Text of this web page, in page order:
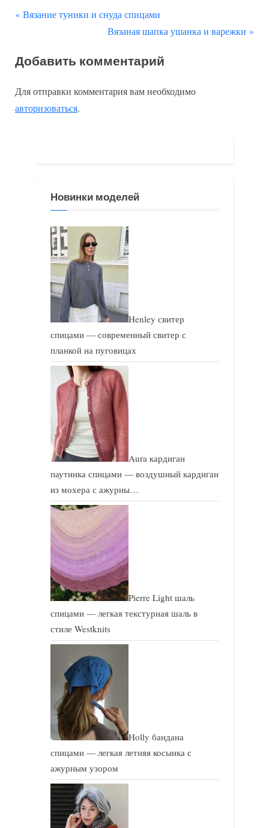
Навигация
записям
П
д
д
у
Вязание туники и снуда спицами
С
е
у
а
ь
:
Вязаная шапка ушанка и варежки
Добавить комментарий
Для отправки комментария вам необходимо
авторизоваться.
Новинки моделей
Henley свитер
спицами — современный свитер с
планкой на пуговицах
Aura кардиган
паутинка спицами — воздушный кардиган
из мохера с ажурны…
Pierre Light шаль
спицами — легкая текстурная шаль в
стиле Westknits
Holly бандана
спицами — легкая летняя косынка с
ажурным узором